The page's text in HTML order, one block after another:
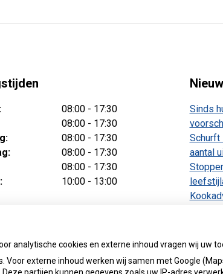
08:00 - 17:30
08:00 - 17:30
08:00 - 17:30
08:00 - 17:30
08:00 - 17:30
10:00 - 13:00
Sinds
Schurft
aantal
baby’s
analytische cookies en externe inhoud vragen wij uw
externe inhoud werken wij samen met Google